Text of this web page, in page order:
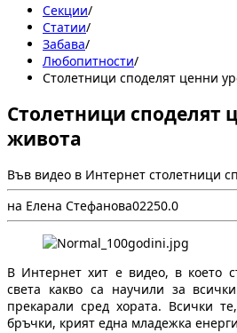
Секции/
Статии/
Забава/
Любопитности/
Столетници споделят ценни
Столетници споделят
живота
Във видео в Интернет столетници
на Елена Стефанова02250.0
В Интернет хит е видео, в което
света какво са научили за
прекарали сред хората. Всички
бръчки, крият една младежка